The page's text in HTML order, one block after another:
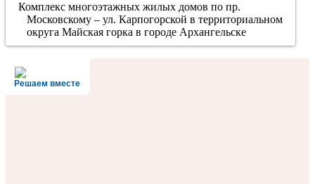
Комплекс многоэтажных жилых домов по пр.
Московскому – ул. Карпогорской в территориальном
округа Майская горка в городе Архангельске
Решаем вместе